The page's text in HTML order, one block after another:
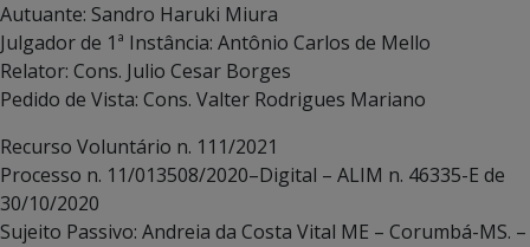
Autuante: Sandro Haruki Miura
Julgador de 1ª Instância: Antônio Carlos de Mello
Relator: Cons. Julio Cesar Borges
Pedido de Vista: Cons. Valter Rodrigues Mariano
Recurso Voluntário n. 111/2021
Processo n. 11/013508/2020–Digital – ALIM n. 46335-E de
30/10/2020
Sujeito Passivo: Andreia da Costa Vital ME – Corumbá-MS. –